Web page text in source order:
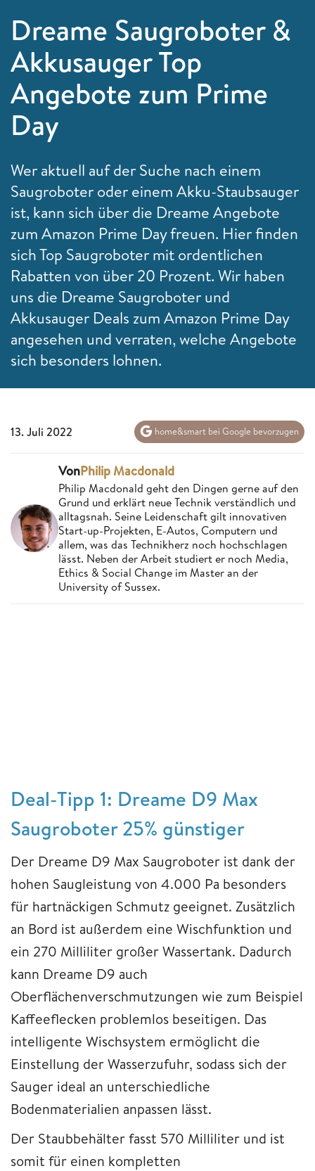
Dreame Saugroboter &
Akkusauger Top
Angebote zum Prime
Day
Wer aktuell auf der Suche nach einem
Saugroboter oder einem Akku-Staubsauger
ist, kann sich über die Dreame Angebote
zum Amazon Prime Day freuen. Hier finden
sich Top Saugroboter mit ordentlichen
Rabatten von über 20 Prozent. Wir haben
uns die Dreame Saugroboter und
Akkusauger Deals zum Amazon Prime Day
angesehen und verraten, welche Angebote
sich besonders lohnen.
13. Juli 2022 home&smart bei Google bevorzugen
VonPhilip Macdonald
Philip Macdonald geht den Dingen gerne auf den
Grund und erklärt neue Technik verständlich und
alltagsnah. Seine Leidenschaft gilt innovativen
Start-up-Projekten, E-Autos, Computern und
allem, was das Technikherz noch hochschlagen
lässt. Neben der Arbeit studiert er noch Media,
Ethics & Social Change im Master an der
University of Sussex.
Deal-Tipp 1: Dreame D9 Max
Saugroboter 25% günstiger
Der Dreame D9 Max Saugroboter ist dank der
hohen Saugleistung von 4.000 Pa besonders
für hartnäckigen Schmutz geeignet. Zusätzlich
an Bord ist außerdem eine Wischfunktion und
ein 270 Milliliter großer Wassertank. Dadurch
kann Dreame D9 auch
Oberflächenverschmutzungen wie zum Beispiel
Kaffeeflecken problemlos beseitigen. Das
intelligente Wischsystem ermöglicht die
Einstellung der Wasserzufuhr, sodass sich der
Sauger ideal an unterschiedliche
Bodenmaterialien anpassen lässt.
Der Staubbehälter fasst 570 Milliliter und ist
somit für einen kompletten